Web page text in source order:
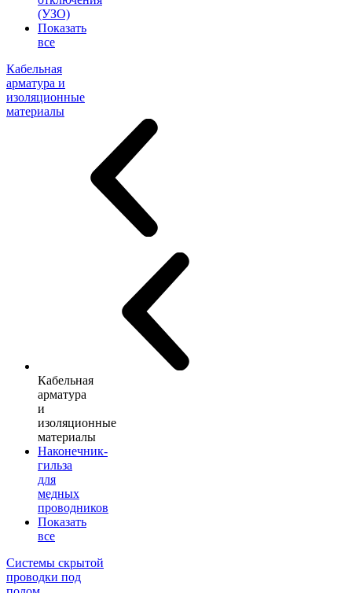
(УЗО)
Показать
все
Кабельная
арматура и
изоляционные
материалы
Кабельная
арматура
и
изоляционные
материалы
Наконечник-
гильза
для
медных
проводников
Показать
все
Системы скрытой
проводки под